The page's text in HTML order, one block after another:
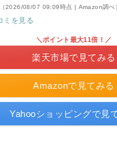
（2026/08/07 09:09時点 | Amazon調べ
ミを見る
Amazonで見てみる
＼ポイント最大11倍！／
楽天市場で見てみる
Yahooショッピングで見